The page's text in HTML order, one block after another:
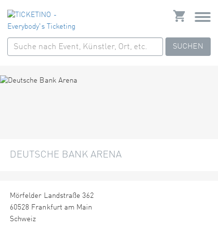
SUCHEN
DEUTSCHE BANK ARENA
Mörfelder Landstraße 362
60528 Frankfurt am Main
Schweiz